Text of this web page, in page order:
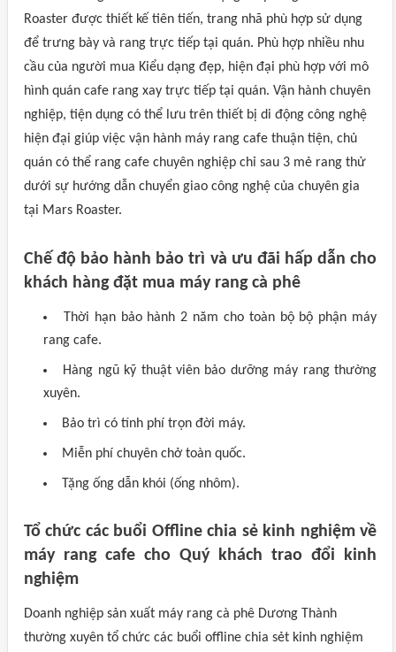
Roaster được thiết kế tiên tiến, trang nhã phù hợp sử dụng
để trưng bày và rang trực tiếp tại quán. Phù hợp nhiều nhu
cầu của người mua Kiểu dạng đẹp, hiện đại phù hợp với mô
hình quán cafe rang xay trực tiếp tại quán. Vận hành chuyên
nghiệp, tiện dụng có thể lưu trên thiết bị di động công nghệ
hiện đại giúp việc vận hành máy rang cafe thuận tiện, chủ
quán có thể rang cafe chuyên nghiệp chỉ sau 3 mẻ rang thử
dưới sự hướng dẫn chuyển giao công nghệ của chuyên gia
tại Mars Roaster.
Chế độ bảo hành bảo trì và ưu đãi hấp dẫn cho
khách hàng đặt mua máy rang cà phê
Thời hạn bảo hành 2 năm cho toàn bộ bộ phận máy
rang cafe.
Hàng ngũ kỹ thuật viên bảo dưỡng máy rang thường
xuyên.
Bảo trì có tính phí trọn đời máy.
Miễn phí chuyên chở toàn quốc.
Tặng ống dẫn khói (ống nhôm).
Tổ chức các buổi Offline chia sẻ kinh nghiệm về
máy rang cafe cho Quý khách trao đổi kinh
nghiệm
Doanh nghiệp sản xuất máy rang cà phê Dương Thành
thường xuyên tổ chức các buổi offline chia sẻt kinh nghiệm